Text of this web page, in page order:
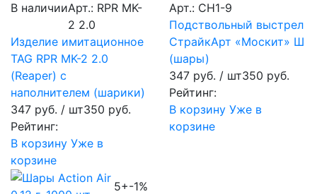
В наличииАрт.: RPR MK-
2 2.0
Изделие имитационное
TAG RPR MK-2 2.0
(Reaper) с
наполнителем (шарики)
347 руб. / шт350 руб.
Рейтинг:
В корзину Уже в
корзине
Арт.: CH1-9
Подствольный выстрел
СтрайкАрт «Москит» Ш
(шары)
347 руб. / шт350 руб.
Рейтинг:
В корзину Уже в
корзине
5+-1%